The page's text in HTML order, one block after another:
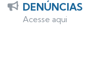
DENÚNCIAS
Acesse aqui